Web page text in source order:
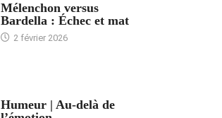
Mélenchon versus
Bardella : Échec et mat
2 février 2026
Humeur | Au-delà de